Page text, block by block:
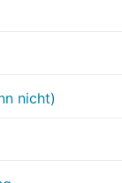
nicht)